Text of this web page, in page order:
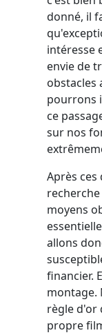
donné, il
intéresse
envie de
obstacles
pourrons
ce
sur nos
Après ces
moyens
allons
financier.
montage.
règle d'or
propre